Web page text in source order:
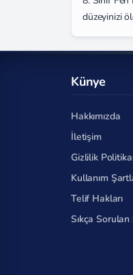
düzeyinizi
Künye
Hakkımızda
İletişim
Gizlilik
Kullanım
Telif Hakları
Sıkça